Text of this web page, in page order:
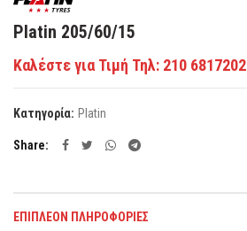
Platin 205/60/15
Καλέστε για Τιμή Τηλ: 210 6817202
Κατηγορία: Platin
Share
ΕΠΙΠΛΈΟΝ ΠΛΗΡΟΦΟΡΊΕΣ